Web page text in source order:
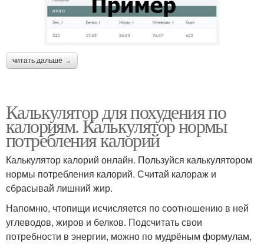
читать дальше →
Калькулятор для похудения по
калориям. Калькулятор нормы
потребления калорий
Калькулятор калорий онлайн. Пользуйся калькулятором
нормы потребления калорий. Считай калораж и
сбрасывай лишний жир.
Напомню, чтопищи исчисляется по соотношению в ней
углеводов, жиров и белков. Подсчитать свои
потребности в энергии, можно по мудрёным формулам,